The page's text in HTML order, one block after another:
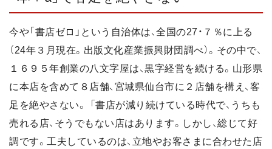
今や「書店ゼロ」という自治体は、全国の27・７％に上る
（24年３月現在。出版文化産業振興財団調べ）。その中で、
１６９５年創業の八文字屋は、黒字経営を続ける。山形県
に本店を含めて８店舗、宮城県仙台市に２店舗を構え、客
足を絶やさない。 「書店が減り続けている時代で、うちも
売れる店、そうでもない店はあります。しかし、総じて好
調です。工夫しているのは、立地やお客さまに合わせた店